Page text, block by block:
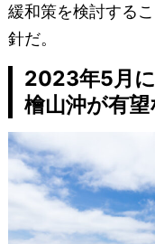
緩和策を検討する
針だ。
2023年5月に
檜山沖が有